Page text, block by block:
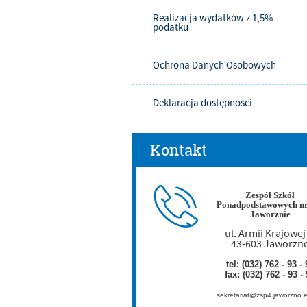
Realizacja wydatków z 1,5%
podatku
Ochrona Danych Osobowych
Deklaracja dostępności
Kontakt
Zespół Szkół
Ponadpodstawowych
Jaworznie
ul. Armii Krajowej
43-603
tel: (032) 762 - 93 -
fax: (032) 762 - 93 -